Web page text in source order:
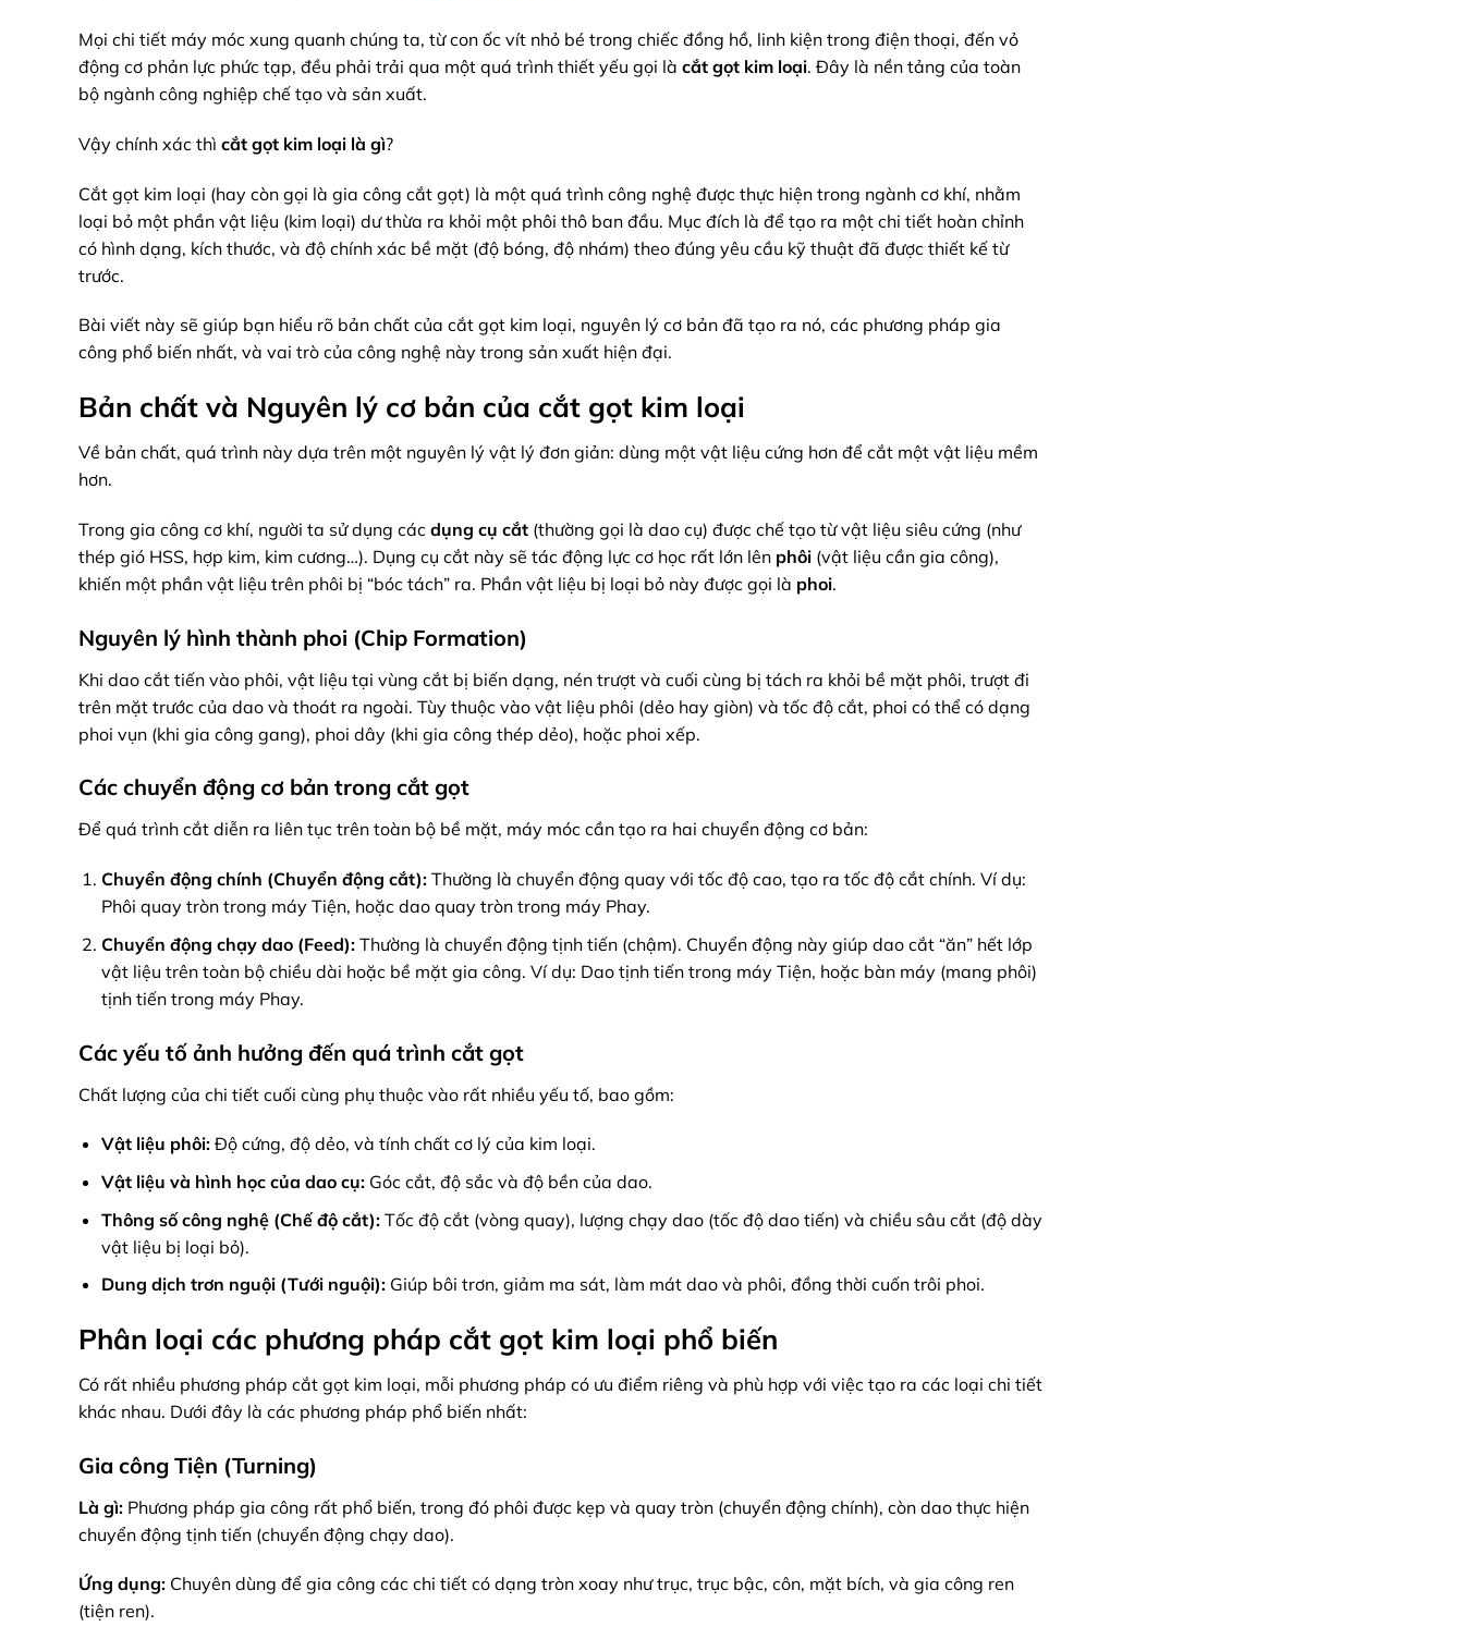
Mọi chi tiết máy móc xung quanh chúng ta, từ con ốc vít nhỏ bé trong chiếc đồng hồ, linh kiện trong điện thoại, đến vỏ
động cơ phản lực phức tạp, đều phải trải qua một quá trình thiết yếu gọi là cắt gọt kim loại. Đây là nền tảng của toàn
bộ ngành công nghiệp chế tạo và sản xuất.
Vậy chính xác thì cắt gọt kim loại là gì?
Cắt gọt kim loại (hay còn gọi là gia công cắt gọt) là một quá trình công nghệ được thực hiện trong ngành cơ khí, nhằm
loại bỏ một phần vật liệu (kim loại) dư thừa ra khỏi một phôi thô ban đầu. Mục đích là để tạo ra một chi tiết hoàn chỉnh
có hình dạng, kích thước, và độ chính xác bề mặt (độ bóng, độ nhám) theo đúng yêu cầu kỹ thuật đã được thiết kế từ
trước.
Bài viết này sẽ giúp bạn hiểu rõ bản chất của cắt gọt kim loại, nguyên lý cơ bản đã tạo ra nó, các phương pháp gia
công phổ biến nhất, và vai trò của công nghệ này trong sản xuất hiện đại.
Bản chất và Nguyên lý cơ bản của cắt gọt kim loại
Về bản chất, quá trình này dựa trên một nguyên lý vật lý đơn giản: dùng một vật liệu cứng hơn để cắt một vật liệu mềm
hơn.
Trong gia công cơ khí, người ta sử dụng các dụng cụ cắt (thường gọi là dao cụ) được chế tạo từ vật liệu siêu cứng (như
thép gió HSS, hợp kim, kim cương…). Dụng cụ cắt này sẽ tác động lực cơ học rất lớn lên phôi (vật liệu cần gia công),
khiến một phần vật liệu trên phôi bị “bóc tách” ra. Phần vật liệu bị loại bỏ này được gọi là phoi.
Nguyên lý hình thành phoi (Chip Formation)
Khi dao cắt tiến vào phôi, vật liệu tại vùng cắt bị biến dạng, nén trượt và cuối cùng bị tách ra khỏi bề mặt phôi, trượt đi
trên mặt trước của dao và thoát ra ngoài. Tùy thuộc vào vật liệu phôi (dẻo hay giòn) và tốc độ cắt, phoi có thể có dạng
phoi vụn (khi gia công gang), phoi dây (khi gia công thép dẻo), hoặc phoi xếp.
Các chuyển động cơ bản trong cắt gọt
Để quá trình cắt diễn ra liên tục trên toàn bộ bề mặt, máy móc cần tạo ra hai chuyển động cơ bản:
Chuyển động chính (Chuyển động cắt):Thường là chuyển động quay với tốc độ cao, tạo ra tốc độ cắt chính. Ví dụ:
Phôi quay tròn trong máy Tiện, hoặc dao quay tròn trong máy Phay.
Chuyển động chạy dao (Feed):Thường là chuyển động tịnh tiến (chậm). Chuyển động này giúp dao cắt “ăn” hết lớp
vật liệu trên toàn bộ chiều dài hoặc bề mặt gia công. Ví dụ: Dao tịnh tiến trong máy Tiện, hoặc bàn máy (mang phôi)
tịnh tiến trong máy Phay.
Các yếu tố ảnh hưởng đến quá trình cắt gọt
Chất lượng của chi tiết cuối cùng phụ thuộc vào rất nhiều yếu tố, bao gồm:
Vật liệu phôi:Độ cứng, độ dẻo, và tính chất cơ lý của kim loại.
Vật liệu và hình học của dao cụ:Góc cắt, độ sắc và độ bền của dao.
Thông số công nghệ (Chế độ cắt):Tốc độ cắt (vòng quay), lượng chạy dao (tốc độ dao tiến) và chiều sâu cắt (độ dày
vật liệu bị loại bỏ).
Dung dịch trơn nguội (Tưới nguội):Giúp bôi trơn, giảm ma sát, làm mát dao và phôi, đồng thời cuốn trôi phoi.
Phân loại các phương pháp cắt gọt kim loại phổ biến
Có rất nhiều phương pháp cắt gọt kim loại, mỗi phương pháp có ưu điểm riêng và phù hợp với việc tạo ra các loại chi tiết
khác nhau. Dưới đây là các phương pháp phổ biến nhất:
Gia công Tiện (Turning)
Là gì: Phương pháp gia công rất phổ biến, trong đó phôi được kẹp và quay tròn (chuyển động chính), còn dao thực hiện
chuyển động tịnh tiến (chuyển động chạy dao).
Ứng dụng: Chuyên dùng để gia công các chi tiết có dạng tròn xoay như trục, trục bậc, côn, mặt bích, và gia công ren
(tiện ren).